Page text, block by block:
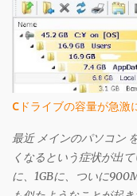
りは早い気がするが）
遅いが、IIJmioの速度
感）し、こちらは上り
無制限」の名に偽りは
クーポンを使うと快適
外でネットを使わない
Plala ITE一本として、
約は、会員専用ページ
アンケートがあるだけ
録したメールアドレス
Cドライブの容量が急激
最近 メインのパソコン
くなるという症状が出
に、1GBに、ついに